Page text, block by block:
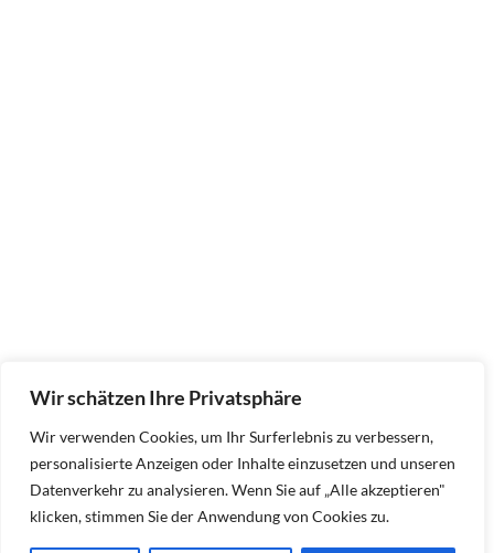
Wir schätzen Ihre Privatsphäre
Wir verwenden Cookies, um Ihr Surferlebnis zu verbessern,
personalisierte Anzeigen oder Inhalte einzusetzen und unseren
Datenverkehr zu analysieren. Wenn Sie auf „Alle akzeptieren"
klicken, stimmen Sie der Anwendung von Cookies zu.